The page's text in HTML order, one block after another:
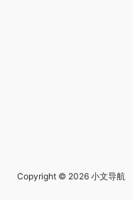
Copyright © 2026 小文导航